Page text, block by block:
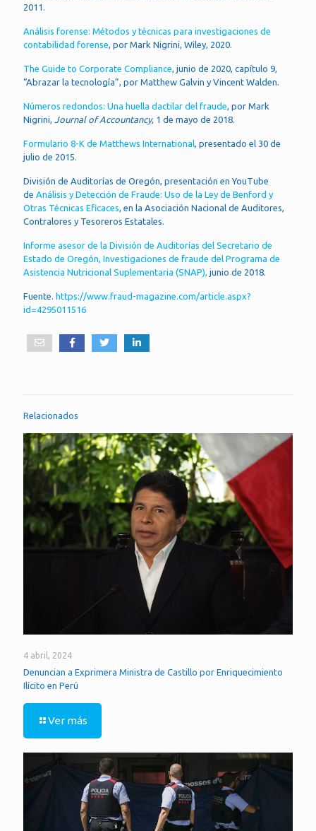
2011.
Análisis forense: Métodos y técnicas para investigaciones de
contabilidad forense , por Mark Nigrini, Wiley, 2020.
The Guide to Corporate Compliance , junio de 2020, capítulo 9,
“Abrazar la tecnología”, por Matthew Galvin y Vincent Walden.
Números redondos: Una huella dactilar del fraude , por Mark
Nigrini,
Journal of Accountancy, 1 de mayo de 2018.
Formulario 8-K de Matthews International , presentado el 30 de
julio de 2015.
División de Auditorías de Oregón, presentación en YouTube
de Análisis y Detección de Fraude: Uso de la Ley de Benford y
Otras Técnicas Eficaces , en la Asociación Nacional de Auditores,
Contralores y Tesoreros Estatales.
Informe asesor de la División de Auditorías del Secretario de
Estado de Oregón, Investigaciones de fraude del Programa de
Asistencia Nutricional Suplementaria (SNAP), junio de 2018.
Fuente. https://www.fraud-magazine.com/article.aspx?
id=4295011516
Relacionados
4 abril, 2024
Denuncian a Exprimera Ministra de Castillo por Enriquecimiento
Ilícito en Perú
Ver más